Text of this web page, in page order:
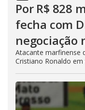
Por R$ 828
fecha com
negociação
Atacante marfinense
Cristiano Ronaldo